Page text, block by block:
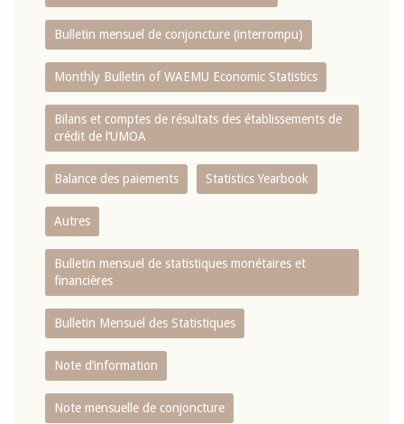
Bulletin mensuel de conjoncture (interrompu)
Monthly Bulletin of WAEMU Economic Statistics
Bilans et comptes de résultats des établissements de
crédit de l‘UMOA
Balance des paiements Statistics Yearbook
Autres
Bulletin mensuel de statistiques monétaires et
financières
Bulletin Mensuel des Statistiques
Note d’information
Note mensuelle de conjoncture